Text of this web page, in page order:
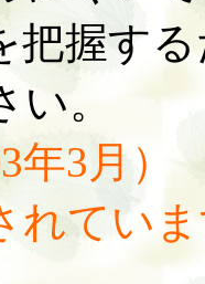
把握す
。
年3月）
てい